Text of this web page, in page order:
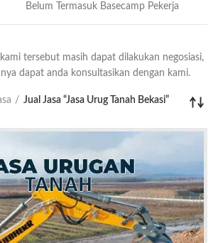
Belum Termasuk Basecamp Pekerja
tersebut masih dapat dilakukan negosiasi,
dapat anda konsultasikan dengan kami.
Jual Jasa “Jasa Urug Tanah Bekasi”